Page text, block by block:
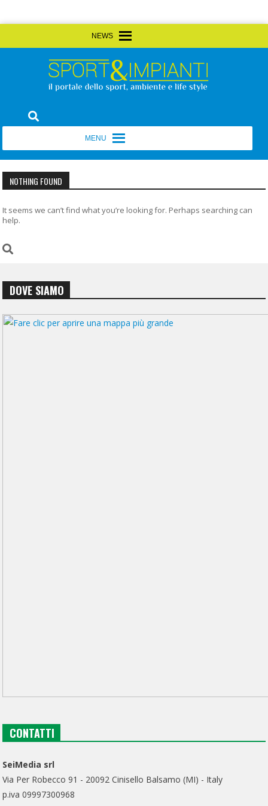
to
Sport&Impianti
NOTHING FOUND
It seems we can’t find what you’re looking for. Perhaps searching can
help.
DOVE SIAMO
CONTATTI
SeiMedia srl
Via Per Robecco 91 - 20092 Cinisello Balsamo (MI) - Italy
p.iva 09997300968